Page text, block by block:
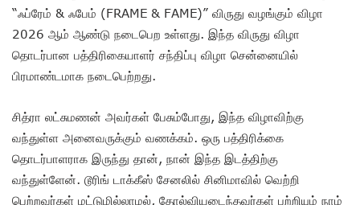
“ஃப்ரேம் & ஃபேம் (FRAME & FAME)” விருது வழங்கும் விழா
2026 ஆம் ஆண்டு நடைபெற உள்ளது. இந்த விருது விழா
தொடர்பான பத்திரிகையாளர் சந்திப்பு விழா சென்னையில்
பிரமாண்டமாக நடைபெற்றது.
சித்ரா லட்சுமணன் அவர்கள் பேசும்போது, இந்த விழாவிற்கு
வந்துள்ள அனைவருக்கும் வணக்கம். ஒரு பத்திரிக்கை
தொடர்பாளராக இருந்து தான், நான் இந்த இடத்திற்கு
வந்துள்ளேன். டூரிங் டாக்கீஸ் சேனலில் சினிமாவில் வெற்றி
பெற்றவர்கள் மட்டுமில்லாமல், தோல்வியடைந்தவர்கள் பற்றியும் நாம்